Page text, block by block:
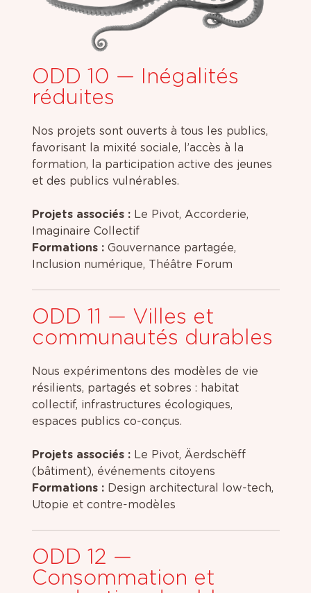
ODD 10 — Inégalités
réduites
Nos projets sont ouverts à tous les publics,
favorisant la mixité sociale, l’accès à la
formation, la participation active des jeunes
et des publics vulnérables.
Projets associés :Le Pivot, Accorderie,
Imaginaire Collectif
Formations :Gouvernance partagée,
Inclusion numérique, Théâtre Forum
ODD 11 — Villes et
communautés durables
Nous expérimentons des modèles de vie
résilients, partagés et sobres : habitat
collectif, infrastructures écologiques,
espaces publics co-conçus.
Projets associés :Le Pivot, Äerdschëff
(bâtiment), événements citoyens
Formations :Design architectural low-tech,
Utopie et contre-modèles
ODD 12 —
Consommation et